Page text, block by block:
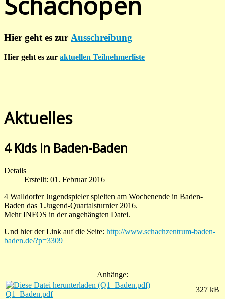
Hier geht es zur Ausschreibung
Hier geht es zur aktuellen Teilnehmerliste
Aktuelles
4 Kids in Baden-Baden
Details
Erstellt: 01. Februar 2016
4 Walldorfer Jugendspieler spielten am Wochenende in Baden-
Baden das 1.Jugend-Quartalsturnier 2016.
Mehr INFOS in der angehängten Datei.
Und hier der Link auf die Seite: http://www.schachzentrum-baden-
baden.de/?p=3309
Anhänge:
Q1_Baden.pdf
327 kB